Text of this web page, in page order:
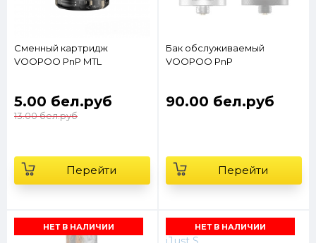
Сменный картридж
VOOPOO PnP MTL
5.00 бел.руб
13.00 бел.руб
Перейти
Бак обслуживаемый
VOOPOO PnP
90.00 бел.руб
Перейти
НЕТ В НАЛИЧИИ НЕТ В НАЛИЧИИ